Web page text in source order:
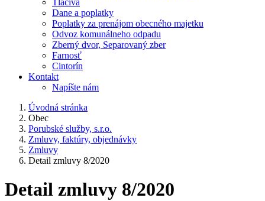
Tlačivá
Dane a poplatky
Poplatky za prenájom obecného majetku
Odvoz komunálneho odpadu
Zberný dvor, Separovaný zber
Farnosť
Cintorín
Kontakt
Napíšte nám
Úvodná stránka
Obec
Porubské služby, s.r.o.
Zmluvy, faktúry, objednávky
Zmluvy
Detail zmluvy 8/2020
Detail zmluvy 8/2020